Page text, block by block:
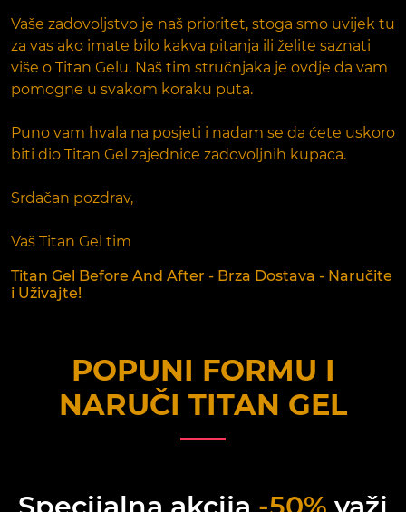
Vaše zadovoljstvo je naš prioritet, stoga smo uvijek tu
za vas ako imate bilo kakva pitanja ili želite saznati
više o Titan Gelu. Naš tim stručnjaka je ovdje da vam
pomogne u svakom koraku puta.
Puno vam hvala na posjeti i nadam se da ćete uskoro
biti dio Titan Gel zajednice zadovoljnih kupaca.
Srdačan pozdrav,
Vaš Titan Gel tim
Titan Gel Before And After - Brza Dostava - Naručite
i Uživajte!
POPUNI FORMU I
NARUČI TITAN GEL